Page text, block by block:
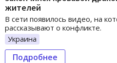
жителей
В сети появилось видео, на
рассказывают о конфликте.
Украина
Подробнее